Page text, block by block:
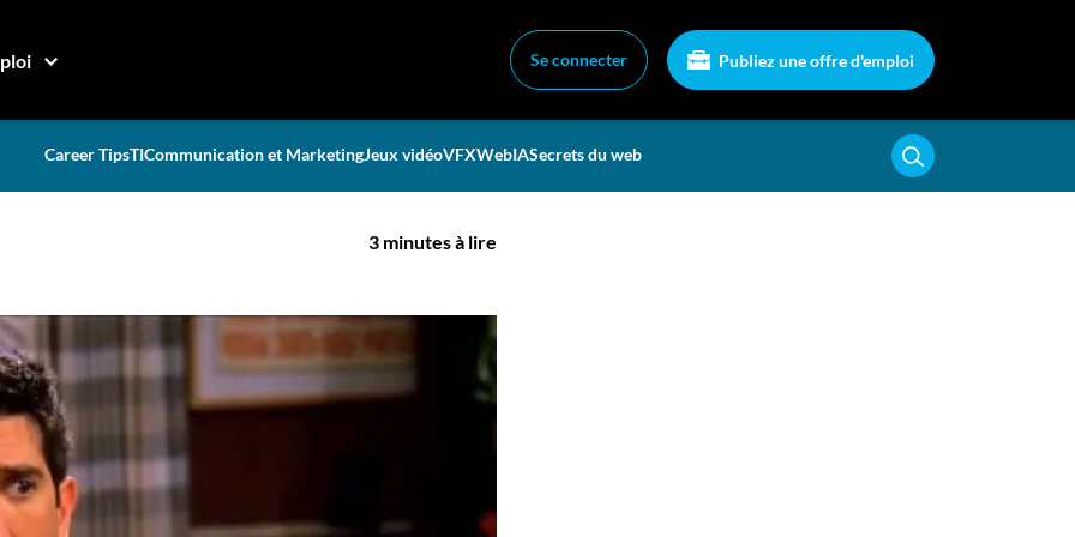
Se connecter Publiez une offre d'emploi
Career TipsTICommunication et MarketingJeux vidéoVFXWebIASecrets du web
courriel!
introductions par
3 minutes à lire